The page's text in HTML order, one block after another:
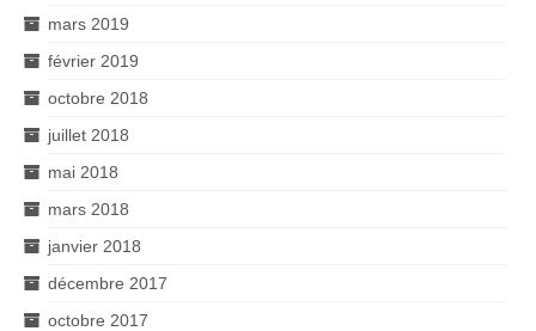
mars 2019
février 2019
octobre 2018
juillet 2018
mai 2018
mars 2018
janvier 2018
décembre 2017
octobre 2017